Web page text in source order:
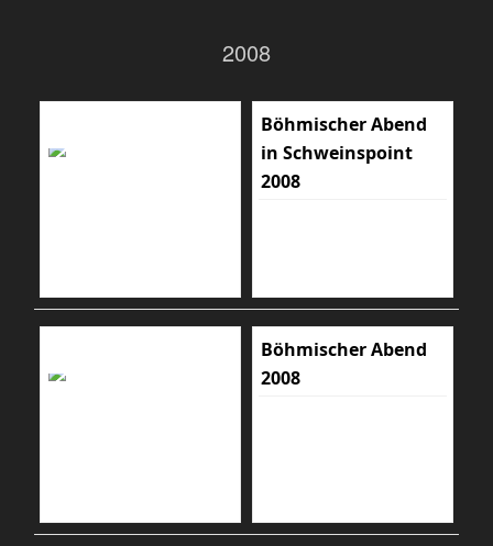
2008
Böhmischer Abend
in Schweinspoint
2008
Böhmischer Abend
2008